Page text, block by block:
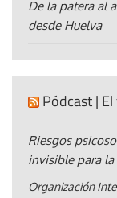
De la patera al
desde Huelva
Pódcast |
Riesgos
invisible para
Organización